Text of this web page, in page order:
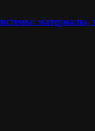
материалы,